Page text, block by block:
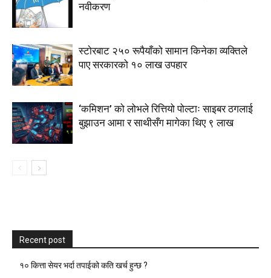
नवीकरण
स्टाेरबाट २५० रूपैयाँको सामान किनेका व्यक्तिले
पाए सरकारको १० लाख उपहार
‘कमिशन’ को लोभले रित्तियो पोल्टाः साइबर ठगलाई
बुझाउन आमा र साथीसँग मागेका थिए ९ लाख
Recent post
१० कित्ता सेयर भर्दा तपाईको कति खर्च हुन्छ ?